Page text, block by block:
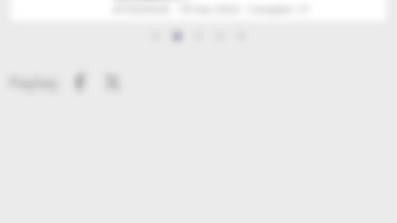
Paylaş: Facebook